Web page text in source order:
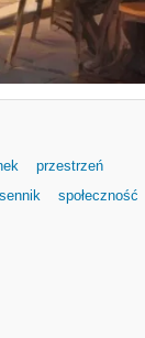
przestrzeń
sennik
społeczność